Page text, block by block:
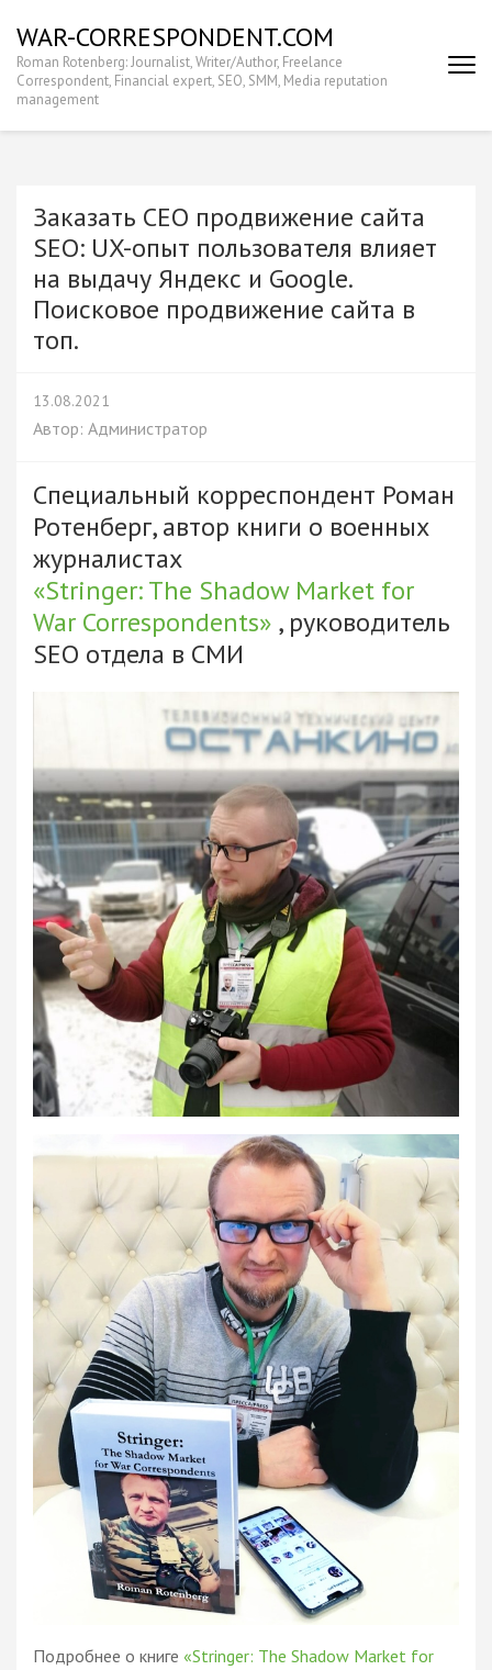
содержимому
(нажмите
WAR-CORRESPONDENT.COM
Roman Rotenberg: Journalist, Writer/Author, Freelance
Correspondent, Financial expert, SEO, SMM, Media reputation
management
Заказать СЕО продвижение сайта
SEO: UX-опыт пользователя влияет
на выдачу Яндекс и Google.
Поисковое продвижение сайта в
топ.
13.08.2021
Автор: Администратор
Специальный корреспондент Роман
Ротенберг, автор книги о военных
журналистах
«Stringer: The Shadow Market for
War Correspondents» , руководитель
SEO отдела в СМИ
Подробнее о книге «Stringer: The Shadow Market for